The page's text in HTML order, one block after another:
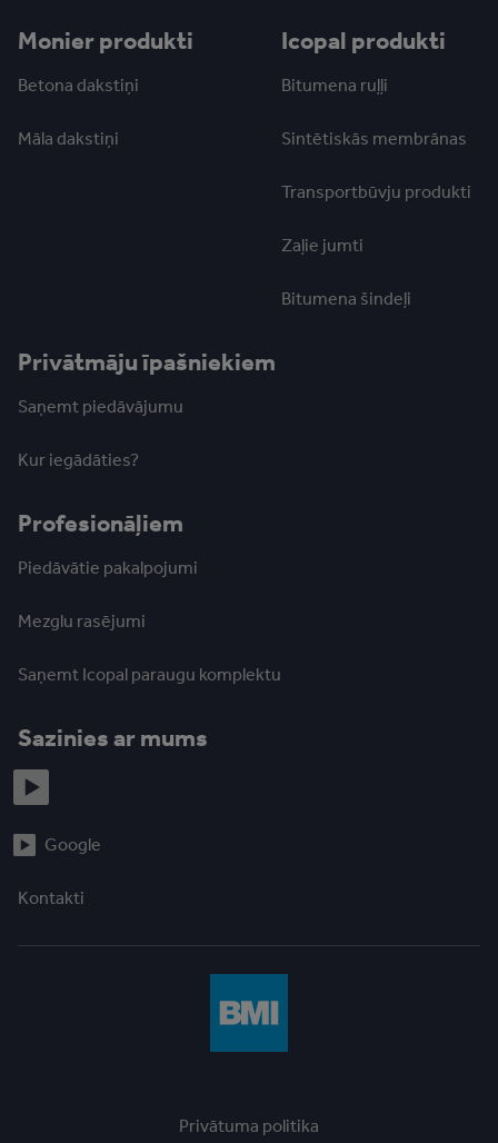
Monier produkti
Betona dakstiņi
Māla dakstiņi
Icopal produkti
Bitumena ruļļi
Sintētiskās membrānas
Transportbūvju produkti
Zaļie jumti
Bitumena šindeļi
Privātmāju īpašniekiem
Saņemt piedāvājumu
Kur iegādāties?
Profesionāļiem
Piedāvātie pakalpojumi
Mezglu rasējumi
Saņemt Icopal paraugu komplektu
Sazinies ar mums
Google
Kontakti
Privātuma politika